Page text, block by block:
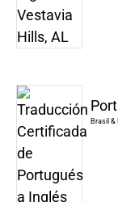
Brasil &